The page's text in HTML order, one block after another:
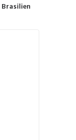
Brasilien